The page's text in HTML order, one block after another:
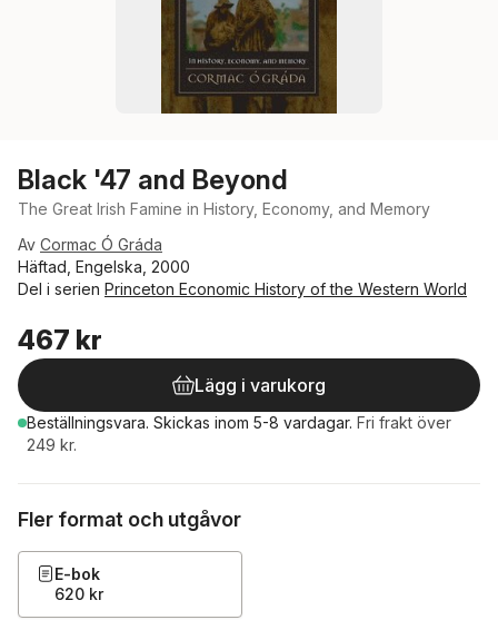
Black '47 and Beyond
The Great Irish Famine in History, Economy, and Memory
Av Cormac Ó Gráda
Häftad, Engelska, 2000
Del i serien Princeton Economic History of the Western World
467 kr
Lägg i varukorg
Beställningsvara. Skickas inom 5-8 vardagar. Fri frakt över
249 kr.
Fler format och utgåvor
E-bok
620 kr